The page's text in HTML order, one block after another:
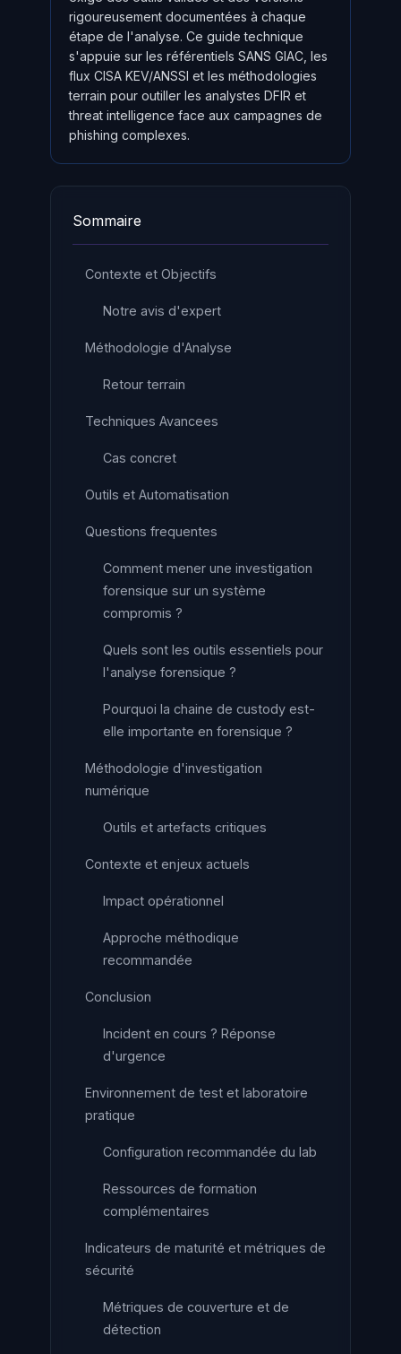
rigoureusement documentées à chaque
étape de l'analyse. Ce guide technique
s'appuie sur les référentiels SANS GIAC, les
flux CISA KEV/ANSSI et les méthodologies
terrain pour outiller les analystes DFIR et
threat intelligence face aux campagnes de
phishing complexes.
Sommaire
Contexte et Objectifs
Notre avis d'expert
Méthodologie d'Analyse
Retour terrain
Techniques Avancees
Cas concret
Outils et Automatisation
Questions frequentes
Comment mener une investigation
forensique sur un système
compromis ?
Quels sont les outils essentiels pour
l'analyse forensique ?
Pourquoi la chaine de custody est-
elle importante en forensique ?
Méthodologie d'investigation
numérique
Outils et artefacts critiques
Contexte et enjeux actuels
Impact opérationnel
Approche méthodique
recommandée
Conclusion
Incident en cours ? Réponse
d'urgence
Environnement de test et laboratoire
pratique
Configuration recommandée du lab
Ressources de formation
complémentaires
Indicateurs de maturité et métriques de
sécurité
Métriques de couverture et de
détection